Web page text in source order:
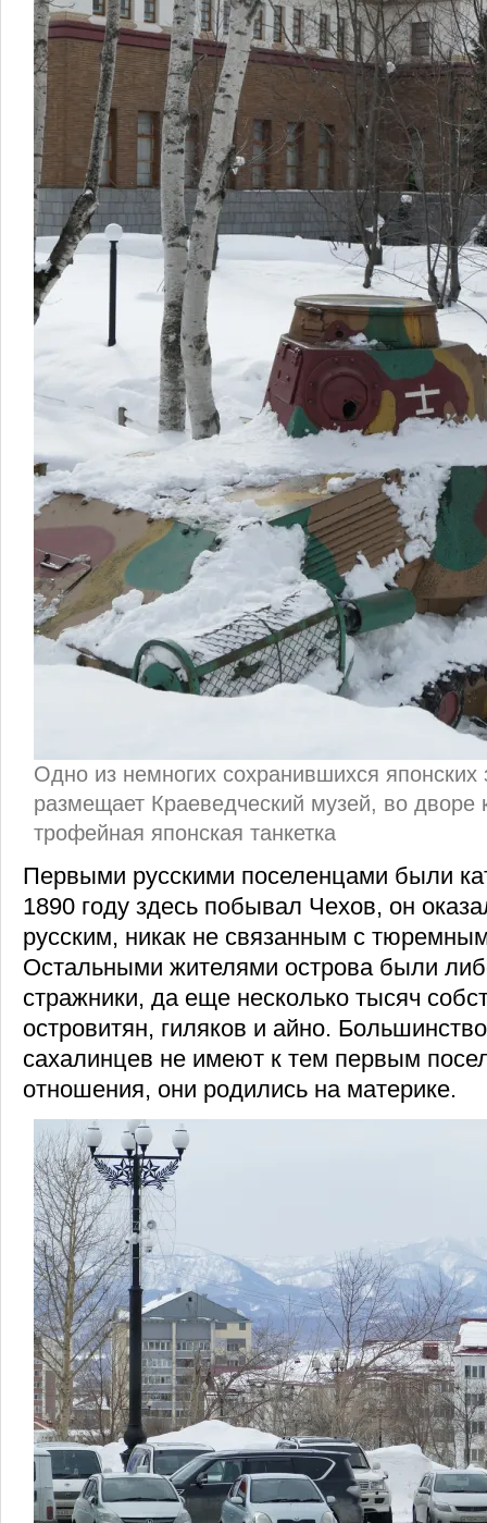
Одно из немногих сохранившихся
размещает Краеведческий музей, во дворе
трофейная японская танкетка
Первыми русскими поселенцами были
1890 году здесь побывал Чехов, он
русским, никак не связанным с
Остальными жителями острова были
стражники, да еще несколько тысяч
островитян, гиляков и айно.
сахалинцев не имеют к тем первым
отношения, они родились на материке.